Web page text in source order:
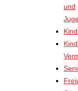
und